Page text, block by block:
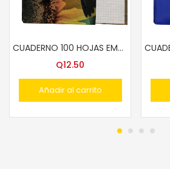
CUADERNO 100 HOJAS EMP.COS. 5mm T/FRANCES
Q12.50
Añadir al carrito